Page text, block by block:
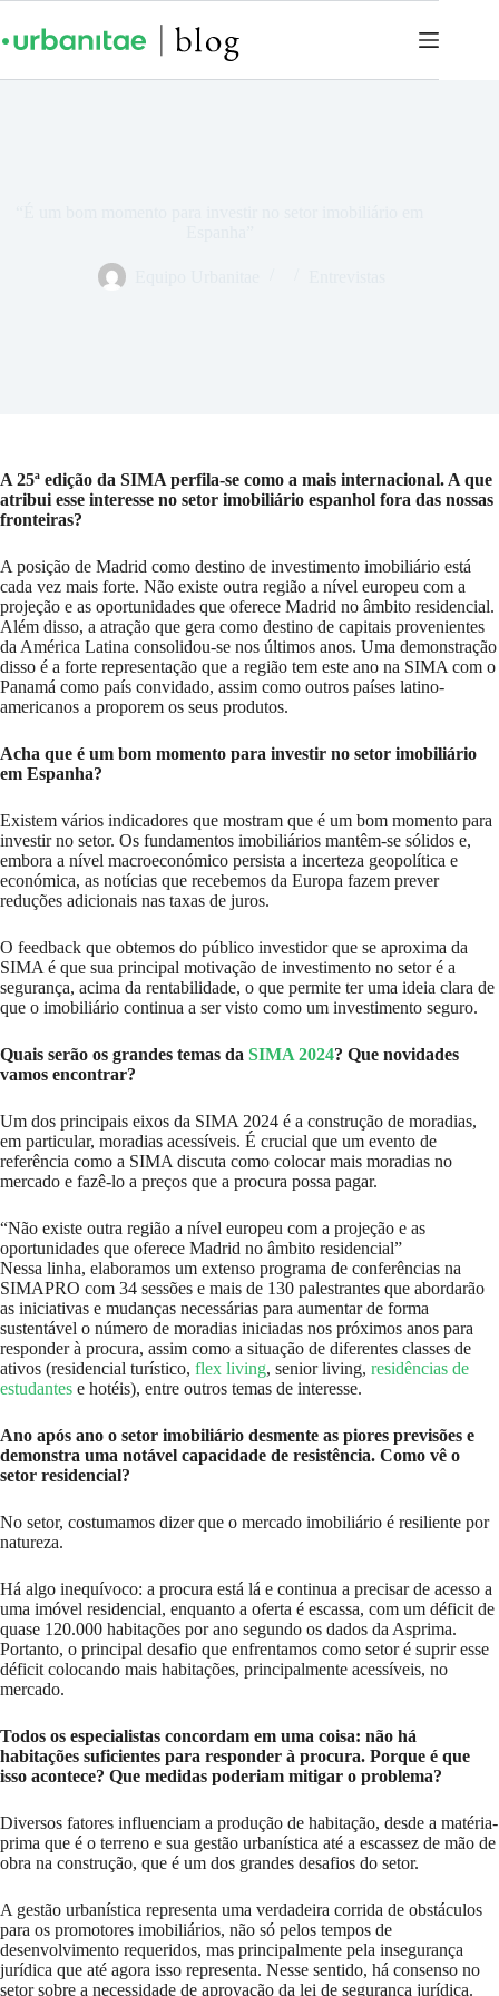
A 25ª edição da SIMA perfila-se como a mais internacional. A que
atribui esse interesse no setor imobiliário espanhol fora das nossas
fronteiras?
A posição de Madrid como destino de investimento imobiliário está
cada vez mais forte. Não existe outra região a nível europeu com a
projeção e as oportunidades que oferece Madrid no âmbito residencial.
Além disso, a atração que gera como destino de capitais provenientes
da América Latina consolidou-se nos últimos anos. Uma demonstração
disso é a forte representação que a região tem este ano na SIMA com o
Panamá como país convidado, assim como outros países latino-
americanos a proporem os seus produtos.
Acha que é um bom momento para investir no setor imobiliário
em Espanha?
Existem vários indicadores que mostram que é um bom momento para
investir no setor. Os fundamentos imobiliários mantêm-se sólidos e,
embora a nível macroeconómico persista a incerteza geopolítica e
económica, as notícias que recebemos da Europa fazem prever
reduções adicionais nas taxas de juros.
O feedback que obtemos do público investidor que se aproxima da
SIMA é que sua principal motivação de investimento no setor é a
segurança, acima da rentabilidade, o que permite ter uma ideia clara de
que o imobiliário continua a ser visto como um investimento seguro.
Quais serão os grandes temas da SIMA 2024? Que novidades
vamos encontrar?
Um dos principais eixos da SIMA 2024 é a construção de moradias,
em particular, moradias acessíveis. É crucial que um evento de
referência como a SIMA discuta como colocar mais moradias no
mercado e fazê-lo a preços que a procura possa pagar.
“Não existe outra região a nível europeu com a projeção e as
oportunidades que oferece Madrid no âmbito residencial”
Nessa linha, elaboramos um extenso programa de conferências na
SIMAPRO com 34 sessões e mais de 130 palestrantes que abordarão
as iniciativas e mudanças necessárias para aumentar de forma
sustentável o número de moradias iniciadas nos próximos anos para
responder à procura, assim como a situação de diferentes classes de
ativos (residencial turístico, flex living, senior living, residências de
estudantes e hotéis), entre outros temas de interesse.
Ano após ano o setor imobiliário desmente as piores previsões e
demonstra uma notável capacidade de resistência. Como vê o
setor residencial?
No setor, costumamos dizer que o mercado imobiliário é resiliente por
natureza.
Há algo inequívoco: a procura está lá e continua a precisar de acesso a
uma imóvel residencial, enquanto a oferta é escassa, com um déficit de
quase 120.000 habitações por ano segundo os dados da Asprima.
Portanto, o principal desafio que enfrentamos como setor é suprir esse
déficit colocando mais habitações, principalmente acessíveis, no
mercado.
Todos os especialistas concordam em uma coisa: não há
habitações suficientes para responder à procura. Porque é que
isso acontece? Que medidas poderiam mitigar o problema?
Diversos fatores influenciam a produção de habitação, desde a matéria-
prima que é o terreno e sua gestão urbanística até a escassez de mão de
obra na construção, que é um dos grandes desafios do setor.
A gestão urbanística representa uma verdadeira corrida de obstáculos
para os promotores imobiliários, não só pelos tempos de
desenvolvimento requeridos, mas principalmente pela insegurança
jurídica que até agora isso representa. Nesse sentido, há consenso no
setor sobre a necessidade de aprovação da lei de segurança jurídica.